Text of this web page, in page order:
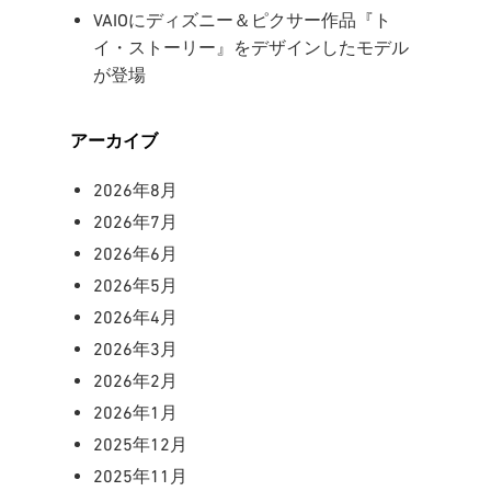
VAIOにディズニー＆ピクサー作品『ト
イ・ストーリー』をデザインしたモデル
が登場
アーカイブ
2026年8月
2026年7月
2026年6月
2026年5月
2026年4月
2026年3月
2026年2月
2026年1月
2025年12月
2025年11月